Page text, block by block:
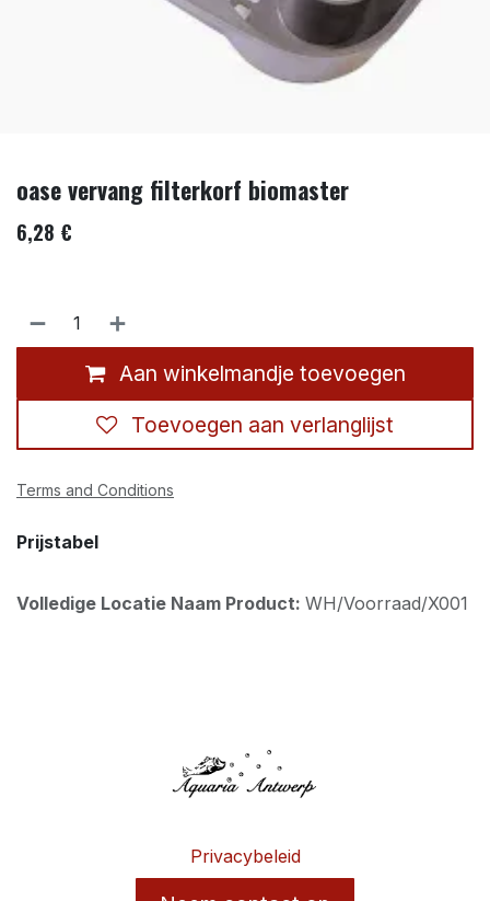
oase vervang filterkorf biomaster
6,28 €
Aan winkelmandje toevoegen
Toevoegen aan verlanglijst
Terms and Conditions
Prijstabel
Volledige Locatie Naam Product: WH/Voorraad/X001
Privacybeleid